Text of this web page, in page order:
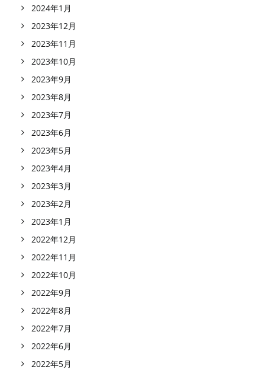
2024年1月
2023年12月
2023年11月
2023年10月
2023年9月
2023年8月
2023年7月
2023年6月
2023年5月
2023年4月
2023年3月
2023年2月
2023年1月
2022年12月
2022年11月
2022年10月
2022年9月
2022年8月
2022年7月
2022年6月
2022年5月